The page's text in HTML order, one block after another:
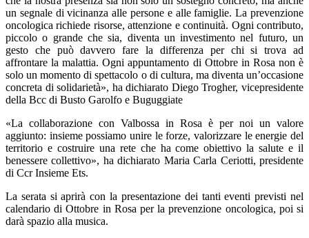
un segnale di vicinanza alle persone e alle famiglie. La prevenzione
oncologica richiede risorse, attenzione e continuità. Ogni contributo,
piccolo o grande che sia, diventa un investimento nel futuro, un
gesto che può davvero fare la differenza per chi si trova ad
affrontare la malattia. Ogni appuntamento di Ottobre in Rosa non è
solo un momento di spettacolo o di cultura, ma diventa un’occasione
concreta di solidarietà», ha dichiarato Diego Trogher, vicepresidente
della Bcc di Busto Garolfo e Buguggiate
«La collaborazione con Valbossa in Rosa è per noi un valore
aggiunto: insieme possiamo unire le forze, valorizzare le energie del
territorio e costruire una rete che ha come obiettivo la salute e il
benessere collettivo», ha dichiarato Maria Carla Ceriotti, presidente
di Ccr Insieme Ets.
La serata si aprirà con la presentazione dei tanti eventi previsti nel
calendario di Ottobre in Rosa per la prevenzione oncologica, poi si
darà spazio alla musica.